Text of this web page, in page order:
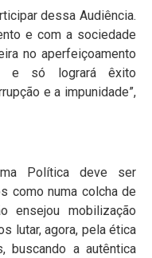
dessa Audiência.
e com a sociedade
no aperfeiçoamento
e só logrará êxito
e a impunidade”,
Política deve ser
como numa colcha de
ensejou mobilização
lutar, agora, pela ética
buscando a autêntica